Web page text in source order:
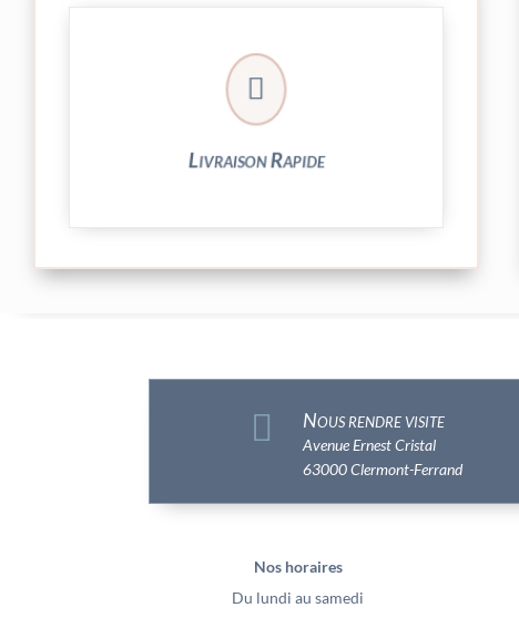

Livraison Rapide
Votre commande est expédiée sous 24/48h
et livrée par Colissimo.
 Nous rendre visite
Avenue Ernest Cristal
63000 Clermont-Ferrand
Nos horaires
Du lundi au samedi